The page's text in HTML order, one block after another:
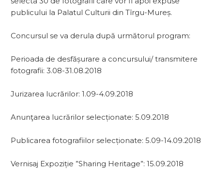
publicului la Palatul Culturii din Tîrgu-Mureș.
Concursul se va derula după următorul program:
Perioada de desfășurare a concursului/ transmitere
fotografii: 3.08-31.08.2018
Jurizarea lucrărilor: 1.09-4.09.2018
Anunţarea lucrărilor selecționate: 5.09.2018
Publicarea fotografiilor selecționate: 5.09-14.09.2018
Vernisaj Expoziție ”Sharing Heritage”: 15.09.2018